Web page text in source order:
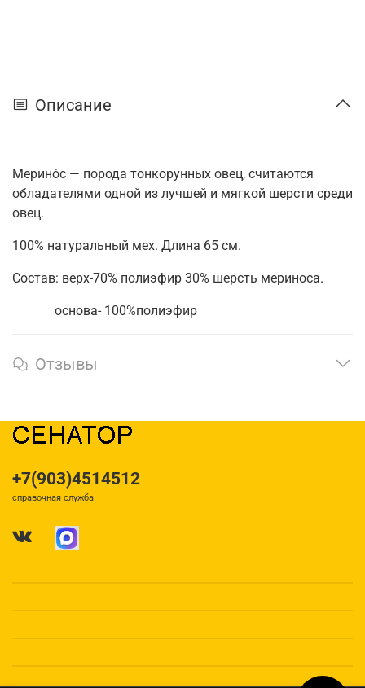
Описание
Мерино́с — порода тонкорунных овец, считаются
обладателями одной из лучшей и мягкой шерсти среди
овец.
100% натуральный мех. Длина 65 см.
Состав: верх-70% полиэфир 30% шерсть мериноса.
основа- 100%полиэфир⠀
Отзывы
+7(903)4514512
справочная служба